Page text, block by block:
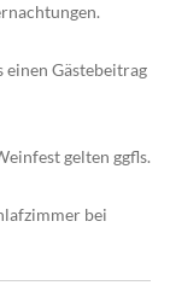
Gästebeitrag
gelten ggfls.
bei